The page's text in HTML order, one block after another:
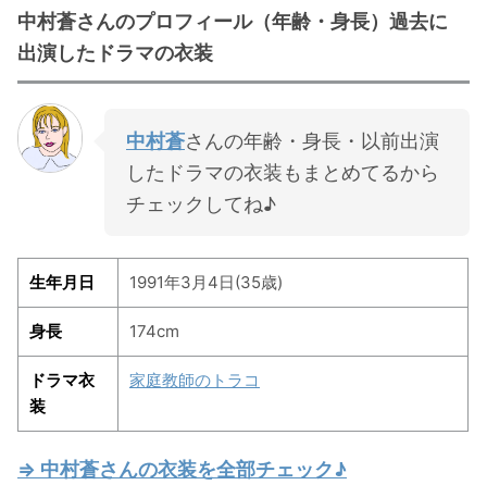
中村蒼さんのプロフィール（年齢・身長）過去に
出演したドラマの衣装
中村蒼さんの年齢・身長・以前出演
したドラマの衣装もまとめてるから
チェックしてね♪
生年月日 1991年3月4日(35歳)
身長 174cm
ドラマ衣
装
家庭教師のトラコ
⇒ 中村蒼さんの衣装を全部チェック♪